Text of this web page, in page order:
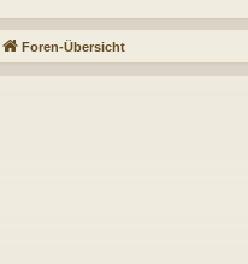
Foren-Übersicht